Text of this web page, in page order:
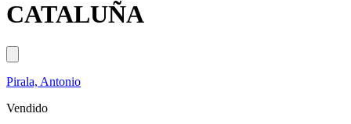
CATALUÑA
Pirala, Antonio
Vendido